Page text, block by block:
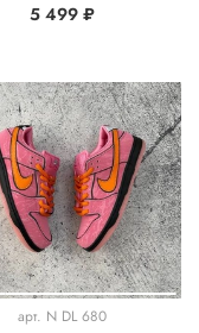
5 499 ₽
арт. N DL 680